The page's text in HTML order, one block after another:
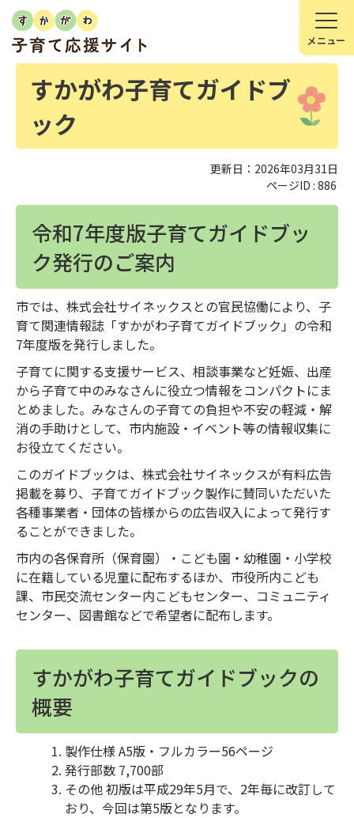
すかがわ子育てガイドブ
ック
更新日：2026年03月31日
ページID : 886
令和7年度版子育てガイドブッ
ク発行のご案内
市では、株式会社サイネックスとの官民協働により、子
育て関連情報誌「すかがわ子育てガイドブック」の令和
7年度版を発行しました。
子育てに関する支援サービス、相談事業など妊娠、出産
から子育て中のみなさんに役立つ情報をコンパクトにま
とめました。みなさんの子育ての負担や不安の軽減・解
消の手助けとして、市内施設・イベント等の情報収集に
お役立てください。
このガイドブックは、株式会社サイネックスが有料広告
掲載を募り、子育てガイドブック製作に賛同いただいた
各種事業者・団体の皆様からの広告収入によって発行す
ることができました。
市内の各保育所（保育園）・こども園・幼稚園・小学校
に在籍している児童に配布するほか、市役所内こども
課、市民交流センター内こどもセンター、コミュニティ
センター、図書館などで希望者に配布します。
すかがわ子育てガイドブックの
概要
製作仕様 A5版・フルカラー56ページ
発行部数 7,700部
その他 初版は平成29年5月で、2年毎に改訂して
おり、今回は第5版となります。